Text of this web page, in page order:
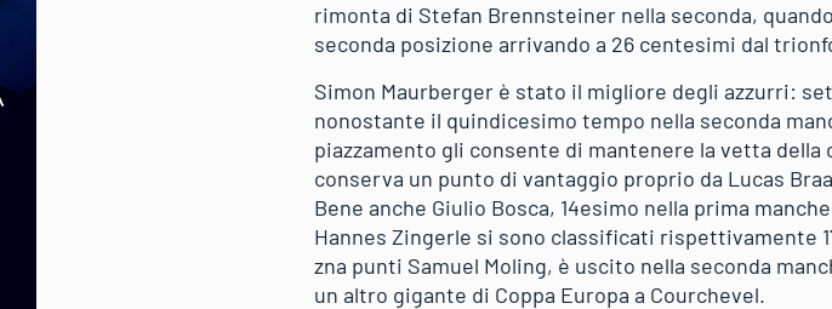
rimonta di Stefan Brennsteiner nella seconda,
seconda posizione arrivando a 26 centesimi dal
Simon Maurberger è stato il migliore degli azzurri:
nonostante il quindicesimo tempo nella seconda
piazzamento gli consente di mantenere la vetta della
conserva un punto di vantaggio proprio da Lucas
Bene anche Giulio Bosca, 14esimo nella prima
Hannes Zingerle si sono classificati rispettivamente
zna punti Samuel Moling, è uscito nella seconda
un altro gigante di Coppa Europa a Courchevel.